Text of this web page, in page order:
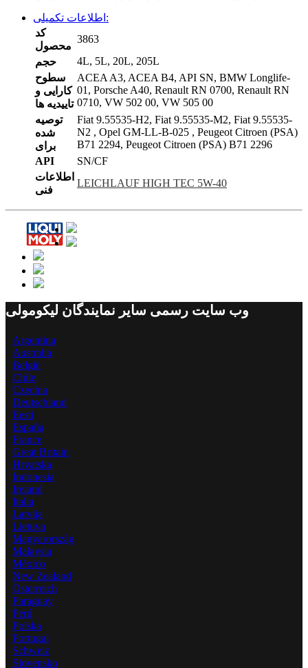
اطلاعات تکمیلی:
کد
محصول
3863
حجم
4L, 5L, 20L, 205L
سطوح
کارایی و
تاییدیه ها
ACEA A3, ACEA B4, API SN, BMW Longlife-
01, Porsche A40, Renault RN 0700, Renault RN
0710, VW 502 00, VW 505 00
توصیه
شده
برای
Fiat 9.55535-H2, Fiat 9.55535-M2, Fiat 9.55535-
N2 , Opel GM-LL-B-025 , Peugeot Citroen (PSA)
B71 2294, Peugeot Citroen (PSA) B71 2296
API
SN/CF
اطلاعات
فنی
LEICHLAUF HIGH TEC 5W-40
وب سایت رسمی سایر نمایندگان لیکومولی
Argentina
Australia
België
Chile
Czechia
Deutschland
Eesti
España
France
Great Britain
Hrvatska
Indonesia
Ireland
Italia
Latvija
Lietuva
Magyarország
Malaysia
México
New Zealand
Österreich
Paraguay
Perú
Polska
Portugal
Schweiz
Slovensko